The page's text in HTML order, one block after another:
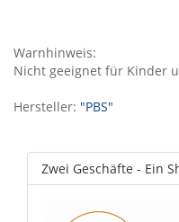
Warnhinweis:
Nicht geeignet für Kinder
Hersteller: "PBS"
Zwei Geschäfte - Ein